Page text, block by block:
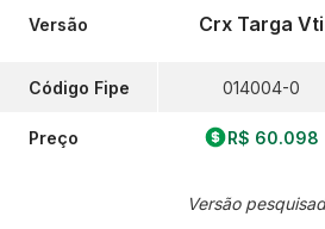
Versão
Código Fipe
Preço
Crx Targa Vti
014004-0
R$ 60.098
Versão